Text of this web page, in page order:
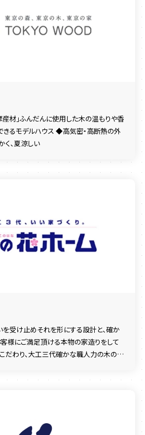
材」ふんだんに使用した木の温もりや香
きるモデルハウス ◆高気密・高断熱の外
、夏涼しい
受け止めそれを形にする設計と、確か
様にご満足頂ける本物の家造りをして
だわり、大工三代確かな職人力の木の花